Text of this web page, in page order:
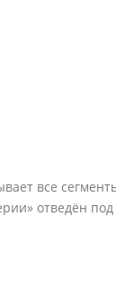
все
отведён